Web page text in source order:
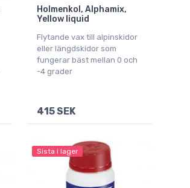
Holmenkol, Alphamix,
Yellow liquid
Flytande vax till alpinskidor
eller längdskidor som
fungerar bäst mellan 0 och
-4 grader
415 SEK
Sista i lager